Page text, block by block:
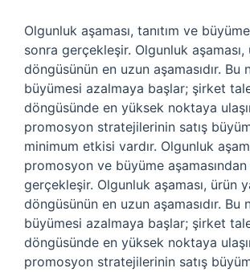
Olgunluk aşaması, tanıtım ve
sonra gerçekleşir. Olgunluk aşaması,
döngüsünün en uzun aşamasıdır. Bu
büyümesi azalmaya başlar; şirket
döngüsünde en yüksek noktaya
promosyon stratejilerinin satış
minimum etkisi vardır. Olgunluk
promosyon ve büyüme
gerçekleşir. Olgunluk aşaması, ürün
döngüsünün en uzun aşamasıdır. Bu
büyümesi azalmaya başlar; şirket
döngüsünde en yüksek noktaya
promosyon stratejilerinin satış